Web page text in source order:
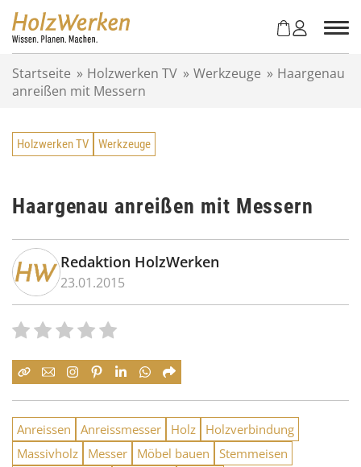
Startseite » Holzwerken TV » Werkzeuge » Haargenau
anreißen mit Messern
Holzwerken TV Werkzeuge
Haargenau anreißen mit Messern
Redaktion HolzWerken
23.01.2015
Anreissen Anreissmesser Holz
Holzverbindung
Massivholz
Messer Möbel bauen
Stemmeisen